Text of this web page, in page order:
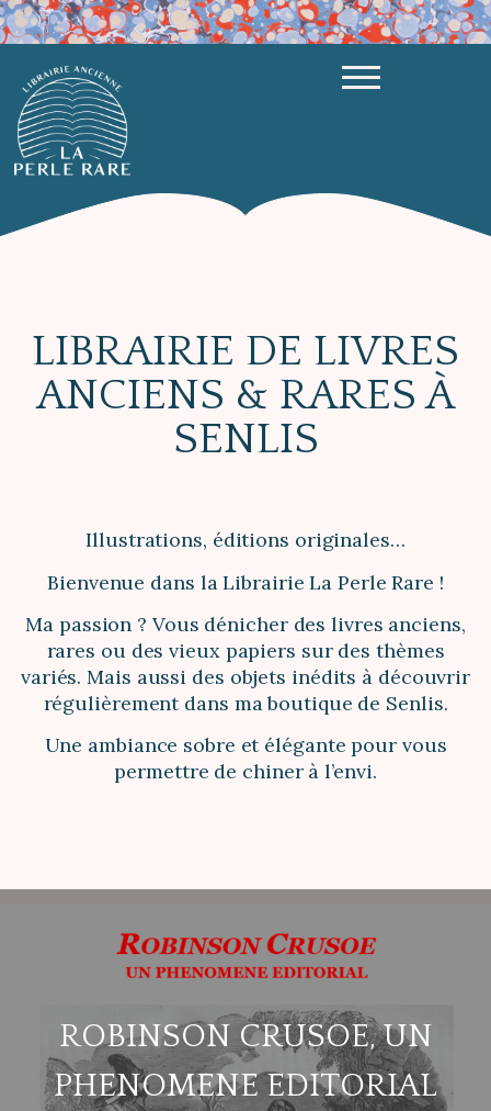
LIBRAIRIE DE LIVRES
ANCIENS & RARES À
SENLIS
Illustrations, éditions originales…
Bienvenue dans la Librairie La Perle Rare !
Ma passion ? Vous dénicher des livres anciens,
rares ou des vieux papiers sur des thèmes
variés. Mais aussi des objets inédits à découvrir
régulièrement dans ma boutique de Senlis.
Une ambiance sobre et élégante pour vous
permettre de chiner à l’envi.
ROBINSON CRUSOE, UN
PHENOMENE EDITORIAL